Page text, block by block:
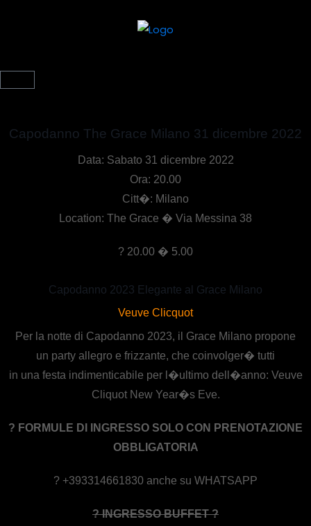
Capodanno The Grace Milano 31 dicembre 2022
Data: Sabato 31 dicembre 2022
Ora: 20.00
Citt�: Milano
Location: The Grace � Via Messina 38
? 20.00 � 5.00
Capodanno 2023 Elegante al Grace Milano
Veuve Clicquot
Per la notte di Capodanno 2023, il Grace Milano propone
un party allegro e frizzante, che coinvolger� tutti
in una festa indimenticabile per l�ultimo dell�anno: Veuve
Cliquot New Year�s Eve.
? FORMULE DI INGRESSO SOLO CON PRENOTAZIONE
OBBLIGATORIA
? +393314661830 anche su WHATSAPP
? INGRESSO BUFFET ?